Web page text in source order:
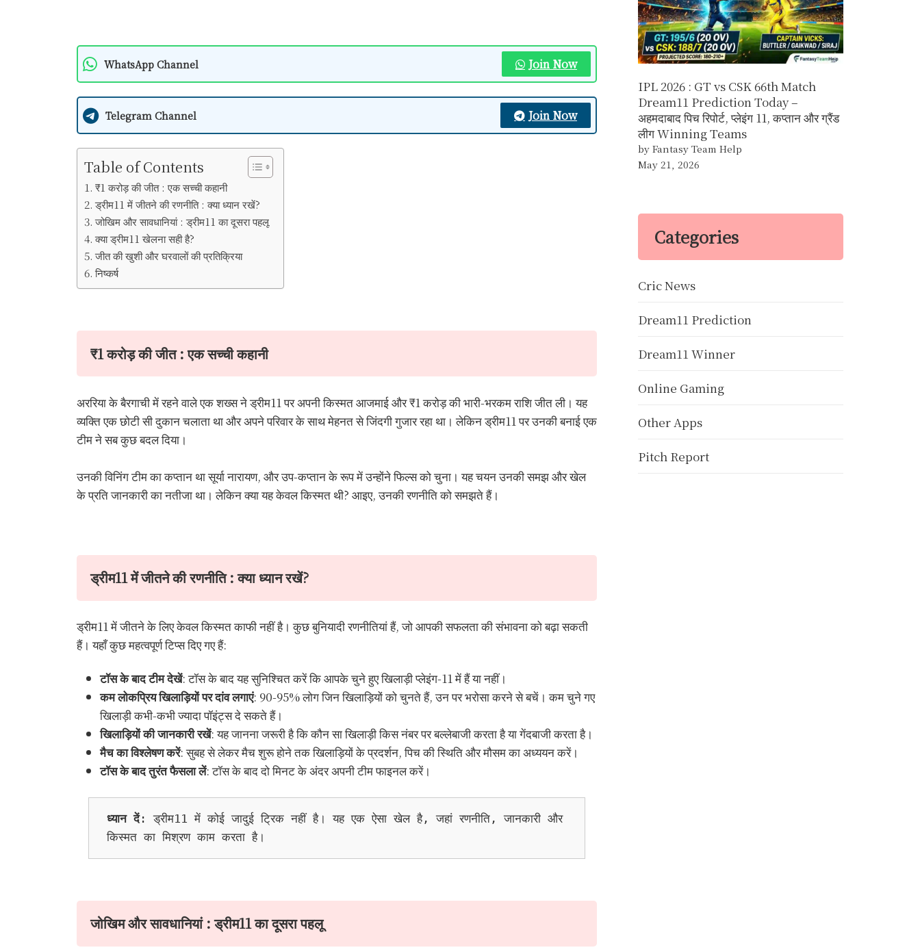
WhatsApp Channel Join Now
Telegram Channel Join Now
Table of Contents
₹1 करोड़ की जीत : एक सच्ची कहानी
ड्रीम11 में जीतने की रणनीति : क्या ध्यान रखें?
जोखिम और सावधानियां : ड्रीम11 का दूसरा पहलू
क्या ड्रीम11 खेलना सही है?
जीत की खुशी और घरवालों की प्रतिक्रिया
निष्कर्ष
₹1 करोड़ की जीत : एक सच्ची कहानी
अररिया के बैरगाची में रहने वाले एक शख्स ने ड्रीम11 पर अपनी किस्मत आजमाई और ₹1 करोड़ की भारी-भरकम राशि जीत ली। यह
व्यक्ति एक छोटी सी दुकान चलाता था और अपने परिवार के साथ मेहनत से जिंदगी गुजार रहा था। लेकिन ड्रीम11 पर उनकी बनाई एक
टीम ने सब कुछ बदल दिया।
उनकी विनिंग टीम का कप्तान था सूर्या नारायण, और उप-कप्तान के रूप में उन्होंने फिल्स को चुना। यह चयन उनकी समझ और खेल
के प्रति जानकारी का नतीजा था। लेकिन क्या यह केवल किस्मत थी? आइए, उनकी रणनीति को समझते हैं।
ड्रीम11 में जीतने की रणनीति : क्या ध्यान रखें?
ड्रीम11 में जीतने के लिए केवल किस्मत काफी नहीं है। कुछ बुनियादी रणनीतियां हैं, जो आपकी सफलता की संभावना को बढ़ा सकती
हैं। यहाँ कुछ महत्वपूर्ण टिप्स दिए गए हैं:
टॉस के बाद टीम देखें: टॉस के बाद यह सुनिश्चित करें कि आपके चुने हुए खिलाड़ी प्लेइंग-11 में हैं या नहीं।
कम लोकप्रिय खिलाड़ियों पर दांव लगाएं: 90-95% लोग जिन खिलाड़ियों को चुनते हैं, उन पर भरोसा करने से बचें। कम चुने गए
खिलाड़ी कभी-कभी ज्यादा पॉइंट्स दे सकते हैं।
खिलाड़ियों की जानकारी रखें: यह जानना जरूरी है कि कौन सा खिलाड़ी किस नंबर पर बल्लेबाजी करता है या गेंदबाजी करता है।
मैच का विश्लेषण करें: सुबह से लेकर मैच शुरू होने तक खिलाड़ियों के प्रदर्शन, पिच की स्थिति और मौसम का अध्ययन करें।
टॉस के बाद तुरंत फैसला लें: टॉस के बाद दो मिनट के अंदर अपनी टीम फाइनल करें।
ध्यान दें: ड्रीम11 में कोई जादुई ट्रिक नहीं है। यह एक ऐसा खेल है, जहां रणनीति, जानकारी और
किस्मत का मिश्रण काम करता है।
जोखिम और सावधानियां : ड्रीम11 का दूसरा पहलू
IPL 2026 : GT vs CSK 66th Match
Dream11 Prediction Today –
अहमदाबाद पिच रिपोर्ट, प्लेइंग 11, कप्तान और ग्रैंड
लीग Winning Teams
by Fantasy Team Help
May 21, 2026
Categories
Cric News
Dream11 Prediction
Dream11 Winner
Online Gaming
Other Apps
Pitch Report